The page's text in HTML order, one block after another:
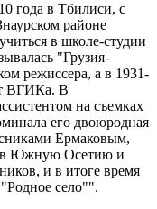
года в Тбилиси, с
районе
в школе-студии
"Грузия-
режиссера, а в 1931-
ВГИКа. В
на съемках
его двоюродная
Ермаковым,
Южную Осетию и
и в итоге время
село"".